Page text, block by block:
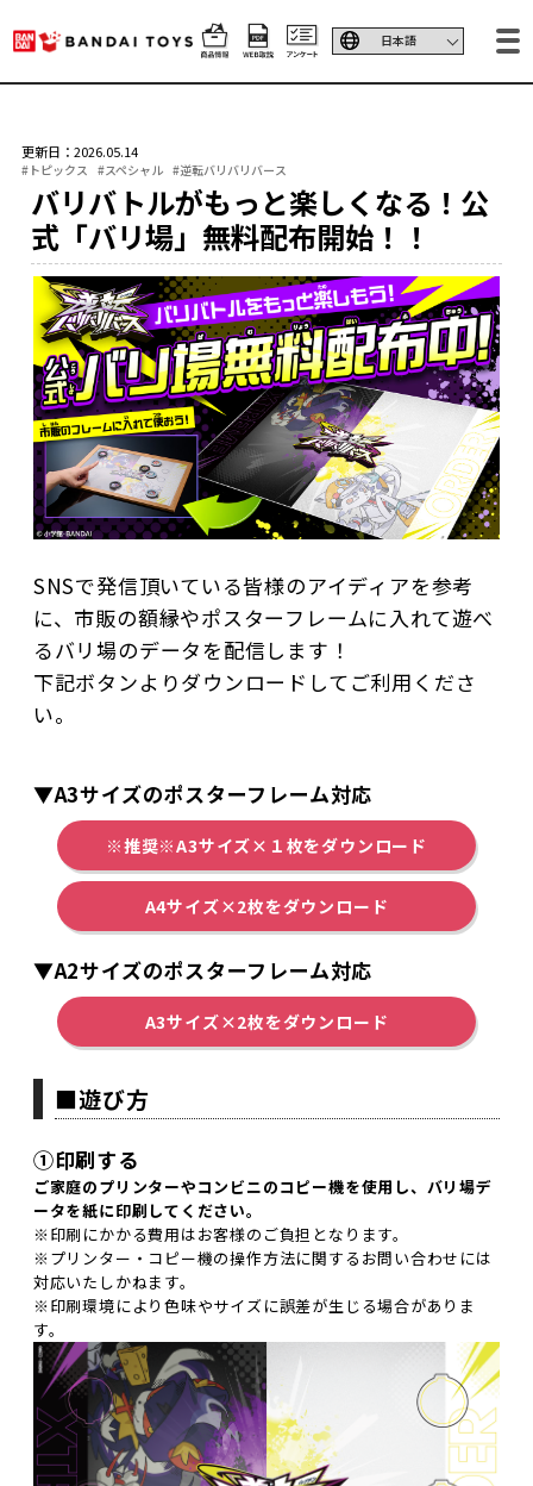
更新日：2026.05.14
#トピックス #スペシャル #逆転バリバリバース
バリバトルがもっと楽しくなる！公
式「バリ場」無料配布開始！！
SNSで発信頂いている皆様のアイディアを参考
に、市販の額縁やポスターフレームに入れて遊べ
るバリ場のデータを配信します！
下記ボタンよりダウンロードしてご利用くださ
い。
▼A3サイズのポスターフレーム対応
※推奨※A3サイズ×１枚をダウンロード
A4サイズ×2枚をダウンロード
▼A2サイズのポスターフレーム対応
A3サイズ×2枚をダウンロード
■遊び方
①印刷する
ご家庭のプリンターやコンビニのコピー機を使用し、バリ場デ
ータを紙に印刷してください。
※印刷にかかる費用はお客様のご負担となります。
※プリンター・コピー機の操作方法に関するお問い合わせには
対応いたしかねます。
※印刷環境により色味やサイズに誤差が生じる場合がありま
す。